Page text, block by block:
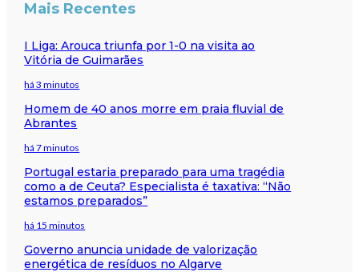
Mais Recentes
I Liga: Arouca triunfa por 1-0 na visita ao
Vitória de Guimarães
há 3 minutos
Homem de 40 anos morre em praia fluvial de
Abrantes
há 7 minutos
Portugal estaria preparado para uma tragédia
como a de Ceuta? Especialista é taxativa: “Não
estamos preparados”
há 15 minutos
Governo anuncia unidade de valorização
energética de resíduos no Algarve